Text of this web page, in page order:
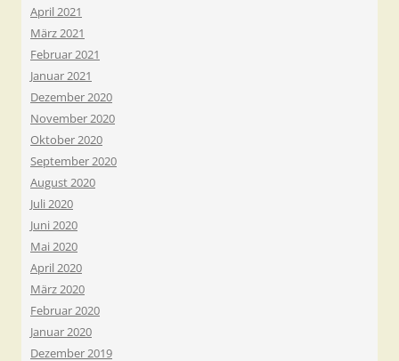
April 2021
März 2021
Februar 2021
Januar 2021
Dezember 2020
November 2020
Oktober 2020
September 2020
August 2020
Juli 2020
Juni 2020
Mai 2020
April 2020
März 2020
Februar 2020
Januar 2020
Dezember 2019